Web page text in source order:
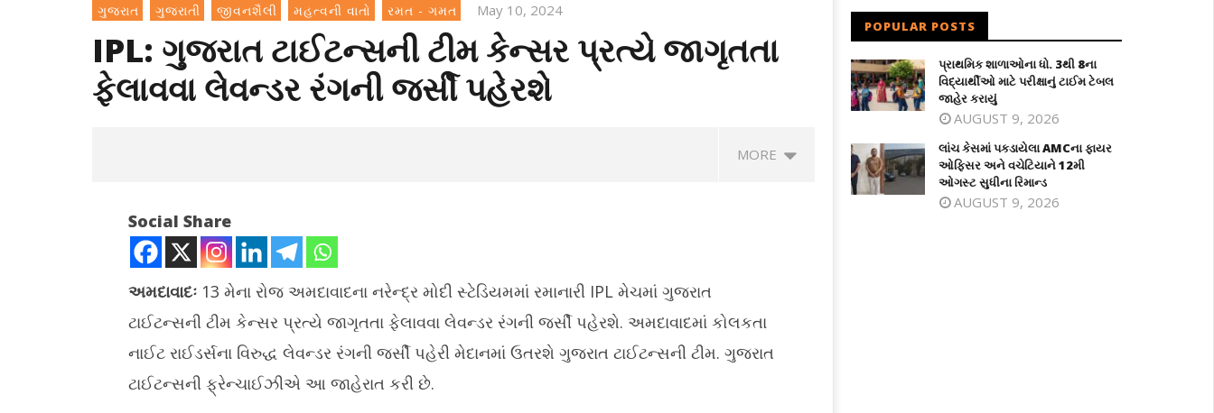
ગુજરાત ગુજરાતી જીવનશૈલી મહત્વની વાતો રમત - ગમત May 10, 2024
IPL: ગુજરાત ટાઈટન્સની ટીમ કેન્સર પ્રત્યે જાગૃતતા
ફેલાવવા લેવન્ડર રંગની જર્સી પહેરશે
MORE
IPL: ગુજરાત ટાઈટન્સની ટીમ કેન્સર
પ્રત્યે જાગૃતતા ફેલાવવા લેવન્ડર રંગની
પ્રાથમિક શાળાઓના ધો. 3થી 8ના
વિદ્યાર્થીઓ માટે પરીક્ષાનું ટાઈમ ટેબલ
Social Share
અમદાવાદઃ13 મેના રોજ અમદાવાદના નરેન્દ્ર મોદી સ્ટેડિયમમાં રમાનારી IPL મેચમાં ગુજરાત
ટાઈટન્સની ટીમ કેન્સર પ્રત્યે જાગૃતતા ફેલાવવા લેવન્ડર રંગની જર્સી પહેરશે. અમદાવાદમાં કોલકતા
નાઈટ રાઈડર્સના વિરુદ્ધ લેવન્ડર રંગની જર્સી પહેરી મેદાનમાં ઉતરશે ગુજરાત ટાઈટન્સની ટીમ. ગુજરાત
ટાઈટન્સની ફ્રેન્ચાઈઝીએ આ જાહેરાત કરી છે.
POPULAR POSTS
પ્રાથમિક શાળાઓના ધો. 3થી 8ના
વિદ્યાર્થીઓ માટે પરીક્ષાનું ટાઈમ ટેબલ
જાહેર કરાયું
AUGUST 9, 2026
લાંચ કેસમાં પકડાયેલા AMCના ફાયર
ઓફિસર અને વચેટિયાને 12મી
ઓગસ્ટ સુધીના રિમાન્ડ
AUGUST 9, 2026